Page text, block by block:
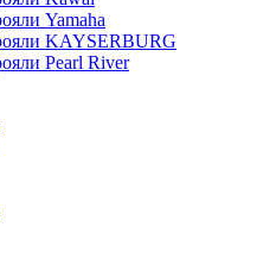
Yamaha
KAYSERBURG
Pearl River